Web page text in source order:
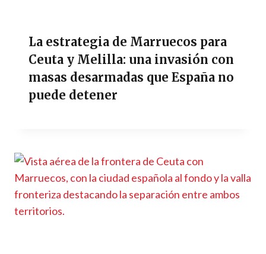
La estrategia de Marruecos para
Ceuta y Melilla: una invasión con
masas desarmadas que España no
puede detener